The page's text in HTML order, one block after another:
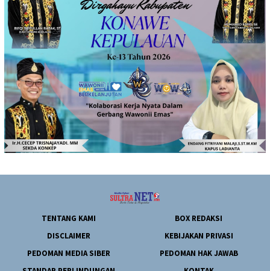
TENTANG KAMI
BOX REDAKSI
DISCLAIMER
KEBIJAKAN PRIVASI
PEDOMAN MEDIA SIBER
PEDOMAN HAK JAWAB